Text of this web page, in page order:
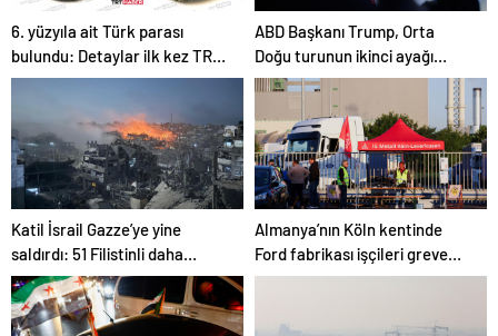
6. yüzyıla ait Türk parası
bulundu: Detaylar ilk kez TRT
Haber’de
ABD Başkanı Trump, Orta
Doğu turunun ikinci ayağı
Katar’da
Katil İsrail Gazze’ye yine
saldırdı: 51 Filistinli daha
hayatını kaybetti
Almanya’nın Köln kentinde
Ford fabrikası işçileri greve
gitti